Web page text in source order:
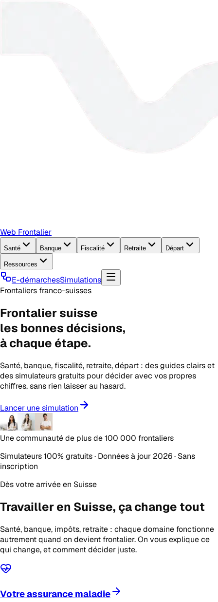
Web Frontalier
Santé Banque Fiscalité Retraite Départ
Ressources
E-démarchesSimulations
Frontaliers franco-suisses
Frontalier suisse
les bonnes décisions,
à chaque étape.
Santé, banque, fiscalité, retraite, départ : des guides clairs et
des simulateurs gratuits pour décider avec vos propres
chiffres, sans rien laisser au hasard.
Lancer une simulation
Une communauté de plus de100 000 frontaliers
Simulateurs 100% gratuits · Données à jour 2026 · Sans
inscription
Dès votre arrivée en Suisse
Travailler en Suisse, ça change tout
Santé, banque, impôts, retraite : chaque domaine fonctionne
autrement quand on devient frontalier. On vous explique ce
qui change, et comment décider juste.
Votre assurance maladie